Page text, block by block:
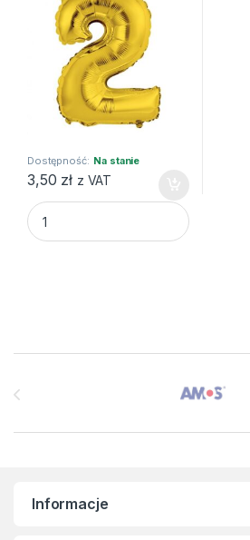
Dostępność: Na stanie
3,50 zł z VAT
Balon foliowy "Cyfra 2", złota, 35
Informacje